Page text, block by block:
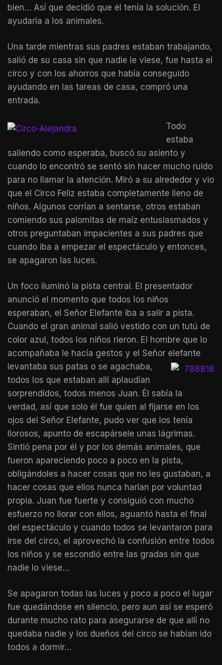
bien… Así que decidió que él tenía la solución. El
ayudaría a los animales.
Una tarde mientras sus padres estaban trabajando,
salió de su casa sin que nadie le viese, fue hasta el
circo y con los ahorros que había conseguido
ayudando en las tareas de casa, compró una
entrada.
Todo
estaba
saliendo como esperaba, buscó su asiento y
cuando lo encontró se sentó sin hacer mucho ruido
para no llamar la atención. Miró a su alrededor y vio
que el Circo Feliz estaba completamente lleno de
niños. Algunos corrían a sentarse, otros estaban
comiendo sus palomitas de maíz entusiasmados y
otros preguntaban impacientes a sus padres que
cuando iba a empezar el espectáculo y entonces,
se apagaron las luces.
Un foco iluminó la pista central. El presentador
anunció el momento que todos los niños
esperaban, el Señor Elefante iba a salir a pista.
Cuando el gran animal salió vestido con un tutú de
color azul, todos los niños rieron. El hombre que lo
acompañaba le hacía gestos y el Señor elefante
levantaba sus patas o se agachaba,
todos los que estaban allí aplaudían
sorprendidos, todos menos Juan. Él sabía la
verdad, así que solo él fue quien al fijarse en los
ojos del Señor Elefante, pudo ver que los tenía
llorosos, apunto de escapársele unas lágrimas.
Sintió pena por él y por los demás animales, que
fueron apareciendo poco a poco en la pista,
obligándoles a hacer cosas que no les gustaban, a
hacer cosas que ellos nunca harían por voluntad
propia. Juan fue fuerte y consiguió con mucho
esfuerzo no llorar con ellos, aguantó hasta el final
del espectáculo y cuando todos se levantaron para
irse del circo, el aprovechó la confusión entre todos
los niños y se escondió entre las gradas sin que
nadie lo viese…
Se apagaron todas las luces y poco a poco el lugar
fue quedándose en silencio, pero aun así se esperó
durante mucho rato para asegurarse de que allí no
quedaba nadie y los dueños del circo se habían ido
todos a dormir…